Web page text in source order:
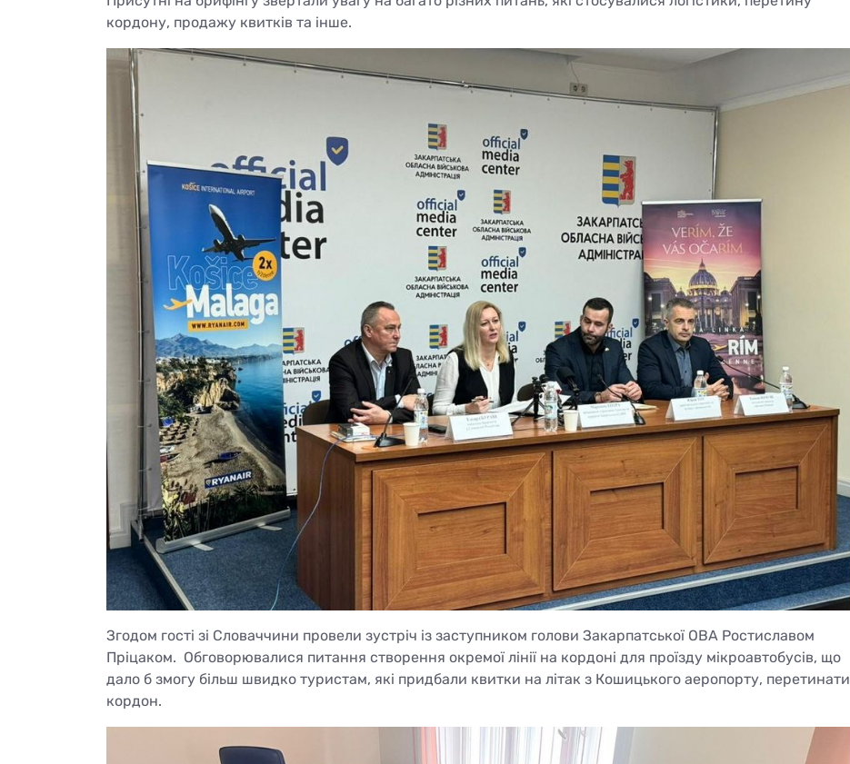
кордону, продажу квитків та інше.
Згодом гості зі Словаччини провели зустріч із заступником голови Закарпатської ОВА Ростиславом
Пріцаком. Обговорювалися питання створення окремої лінії на кордоні для проїзду мікроавтобусів, що
дало б змогу більш швидко туристам, які придбали квитки на літак з Кошицького аеропорту, перетинати
кордон.